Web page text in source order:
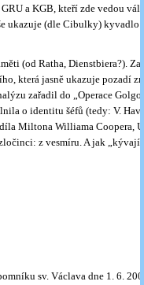
a KGB, kteří zde vedou
ukazuje (dle Cibulky) kyvadlo
(od Ratha, Dienstbiera?).
která jasně ukazuje pozadí
zařadil do „Operace
o identitu šéfů (tedy: V.
Miltona Williama Coopera,
z vesmíru. A jak
sv. Václava dne 1. 6.